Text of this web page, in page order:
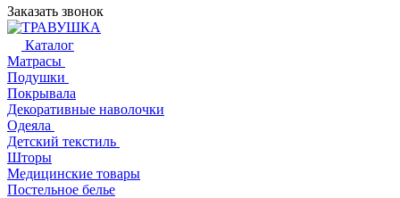
Заказать звонок
Каталог
Матрасы
Подушки
Покрывала
Декоративные наволочки
Одеяла
Детский текстиль
Шторы
Медицинские товары
Постельное белье